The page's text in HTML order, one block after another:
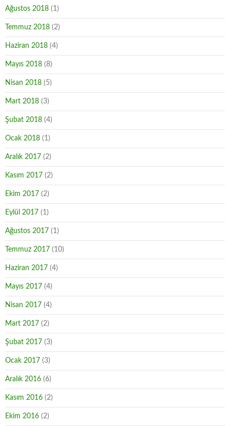
Ağustos 2018 (1)
Temmuz 2018 (2)
Haziran 2018 (4)
Mayıs 2018 (8)
Nisan 2018 (5)
Mart 2018 (3)
Şubat 2018 (4)
Ocak 2018 (1)
Aralık 2017 (2)
Kasım 2017 (2)
Ekim 2017 (2)
Eylül 2017 (1)
Ağustos 2017 (1)
Temmuz 2017 (10)
Haziran 2017 (4)
Mayıs 2017 (4)
Nisan 2017 (4)
Mart 2017 (2)
Şubat 2017 (3)
Ocak 2017 (3)
Aralık 2016 (6)
Kasım 2016 (2)
Ekim 2016 (2)